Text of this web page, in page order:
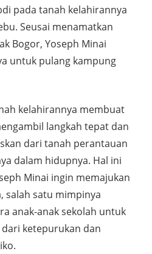
pada tanah kelahirannya
Seusai menamatkan
Bogor, Yoseph Minai
untuk pulang kampung
kelahirannya membuat
langkah tepat dan
dari tanah perantauan
dalam hidupnya. Hal ini
Minai ingin memajukan
salah satu mimpinya
anak-anak sekolah untuk
ketepurukan dan